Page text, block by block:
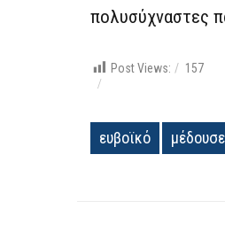
πολυσύχναστες
Post Views: 157
ευβοϊκό